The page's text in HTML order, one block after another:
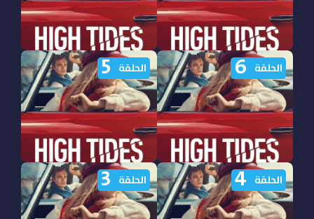
مشاهدة مسلسل Knokke
Off الموسم الثالث الحلقة 8
مترجمة
مشاهدة مسلسل Knokke
Off الموسم الثالث الحلقة 7
مترجمة
مشاهدة مسلسل Knokke
Off الموسم الثالث الحلقة 6
مترجمة
الحلقة 6
مشاهدة مسلسل Knokke
Off الموسم الثالث الحلقة 5
مترجمة
الحلقة 5
الحلقة 4 الحلقة 3